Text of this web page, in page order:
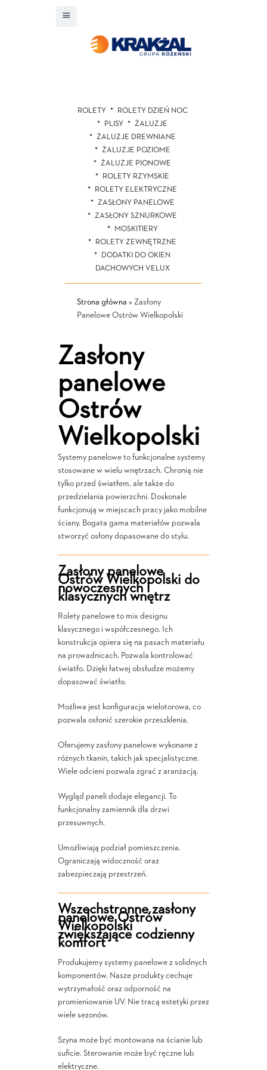
ROLETY
ROLETY DZIEŃ NOC
PLISY
ŻALUZJE
ŻALUZJE DREWNIANE
ŻALUZJE POZIOME
ŻALUZJE PIONOWE
ROLETY RZYMSKIE
ROLETY ELEKTRYCZNE
ZASŁONY PANELOWE
ZASŁONY SZNURKOWE
MOSKITIERY
ROLETY ZEWNĘTRZNE
DODATKI DO OKIEN
DACHOWYCH VELUX
Strona główna » Zasłony
Panelowe Ostrów Wielkopolski
Zasłony
panelowe
Ostrów
Wielkopolski
Systemy panelowe to funkcjonalne systemy
stosowane w wielu wnętrzach. Chronią nie
tylko przed światłem, ale także do
przedzielania powierzchni. Doskonale
funkcjonują w miejscach pracy jako mobilne
ściany. Bogata gama materiałów pozwala
stworzyć osłony dopasowane do stylu.
Zasłony panelowe
Ostrów Wielkopolski do
nowoczesnych i
klasycznych wnętrz
Rolety panelowe to mix designu
klasycznego i współczesnego. Ich
konstrukcja opiera się na pasach materiału
na prowadnicach. Pozwala kontrolować
światło. Dzięki łatwej obsłudze możemy
dopasować światło.
Możliwa jest konfiguracja wielotorowa, co
pozwala osłonić szerokie przeszklenia.
Oferujemy zasłony panelowe wykonane z
różnych tkanin, takich jak specjalistyczne.
Wiele odcieni pozwala zgrać z aranżacją.
Wygląd paneli dodaje elegancji. To
funkcjonalny zamiennik dla drzwi
przesuwnych.
Umożliwiają podział pomieszczenia.
Ograniczają widoczność oraz
zabezpieczają przestrzeń.
Wszechstronne zasłony
panelowe Ostrów
Wielkopolski
zwiększające codzienny
komfort
Produkujemy systemy panelowe z solidnych
komponentów. Nasze produkty cechuje
wytrzymałość oraz odporność na
promieniowanie UV. Nie tracą estetyki przez
wiele sezonów.
Szyna może być montowana na ścianie lub
suficie. Sterowanie może być ręczne lub
elektryczne.